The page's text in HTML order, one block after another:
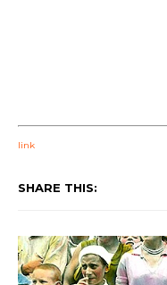
link
SHARE THIS: